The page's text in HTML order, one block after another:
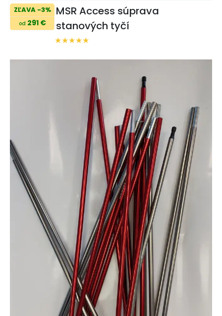
ZĽAVA -3%
od 291 €
MSR Access súprava
stanových tyčí